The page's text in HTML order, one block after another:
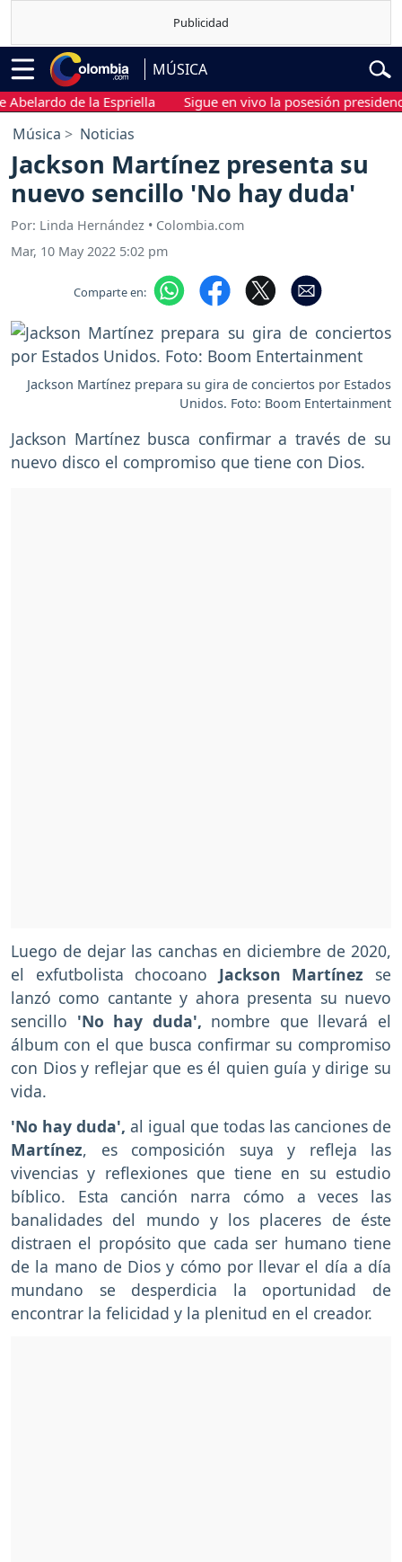
MÚSICA
de la Espriella Sigue en vivo la posesión
Música Noticias
Jackson Martínez presenta su
nuevo sencillo 'No hay duda'
Por: Linda Hernández • Colombia.com
Mar, 10 May 2022 5:02 pm
Comparte en:
Jackson Martínez prepara su gira de conciertos por Estados
Unidos. Foto: Boom Entertainment
Jackson Martínez busca confirmar a través de su
nuevo disco el compromiso que tiene con Dios.
Luego de dejar las canchas en diciembre de 2020,
el exfutbolista chocoano Jackson Martínez se
lanzó como cantante y ahora presenta su nuevo
sencillo 'No hay duda', nombre que llevará el
álbum con el que busca confirmar su compromiso
con Dios y reflejar que es él quien guía y dirige su
vida.
'No hay duda', al igual que todas las canciones de
Martínez, es composición suya y refleja las
vivencias y reflexiones que tiene en su estudio
bíblico. Esta canción narra cómo a veces las
banalidades del mundo y los placeres de éste
distraen el propósito que cada ser humano tiene
de la mano de Dios y cómo por llevar el día a día
mundano se desperdicia la oportunidad de
encontrar la felicidad y la plenitud en el creador.